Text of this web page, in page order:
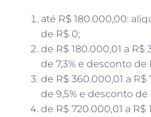
até R$ 180.000,00:
de R$ 0;
de R$ 180.000,01 a
de 7,3% e desconto de
de R$ 360.000,01 a
de 9,5% e desconto de
de R$ 720.000,01 a